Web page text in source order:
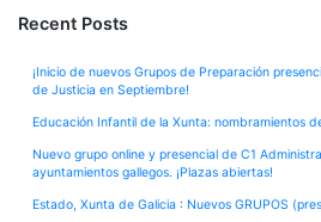
Recent Posts
¡Inicio de nuevos Grupos de Preparación
de Justicia en Septiembre!
Educación Infantil de la Xunta: nombramientos
Nuevo grupo online y presencial de C1
ayuntamientos gallegos. ¡Plazas abiertas!
Estado, Xunta de Galicia : Nuevos GRUPOS